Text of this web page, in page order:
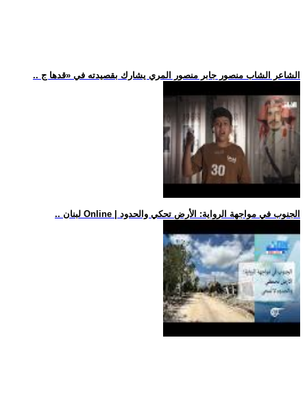
.. الشاعر الشاب منصور جابر منصور المري يشارك بقصيدته في «قدها ج
.. لبنان Online | الجنوب في مواجهة الرواية: الأرض تحكي والحدود